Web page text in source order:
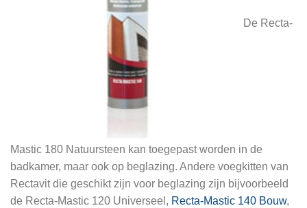
De Recta-
Mastic 180 Natuursteen kan toegepast worden in de
badkamer, maar ook op beglazing. Andere voegkitten van
Rectavit die geschikt zijn voor beglazing zijn bijvoorbeeld
de Recta-Mastic 120 Universeel, Recta-Mastic 140 Bouw,